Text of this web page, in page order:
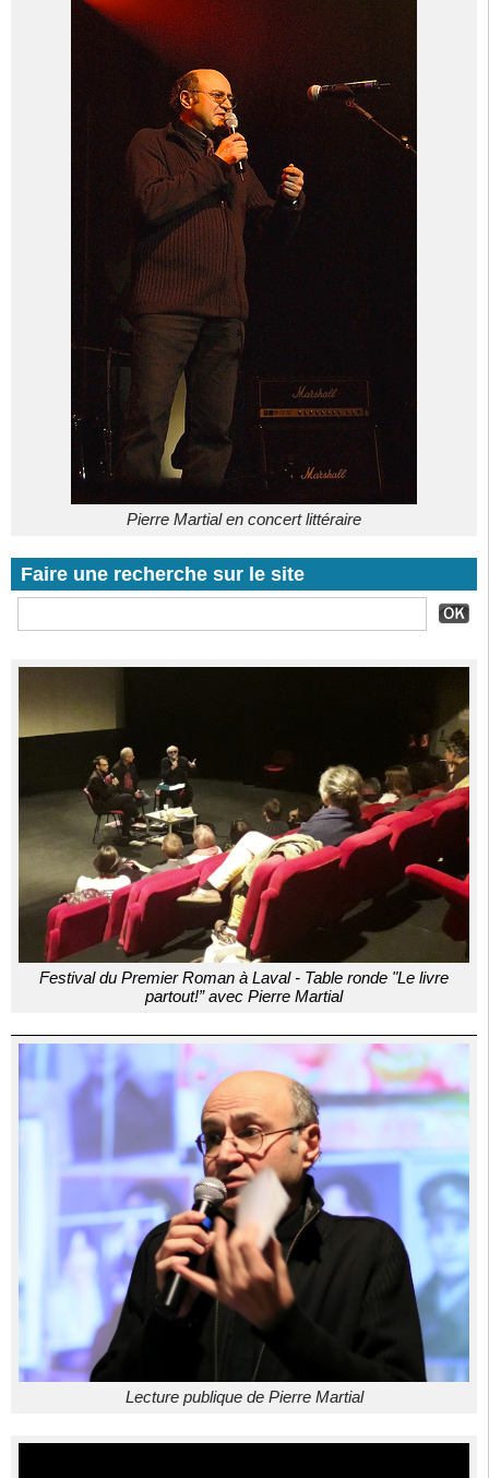
Pierre Martial en concert littéraire
Faire une recherche sur le site
Festival du Premier Roman à Laval - Table ronde "Le livre
partout!” avec Pierre Martial
Lecture publique de Pierre Martial